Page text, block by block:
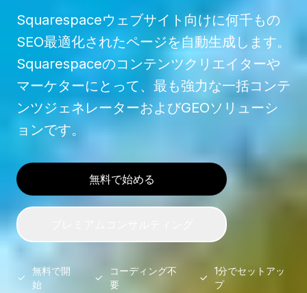
Squarespaceウェブサイト向けに何千もの
SEO最適化されたページを自動生成します。
Squarespaceのコンテンツクリエイターや
マーケターにとって、最も強力な一括コンテ
ンツジェネレーターおよびGEOソリューシ
ョンです。
無料で始める
無料で開
始
コーディング不
要
1分でセットアッ
プ